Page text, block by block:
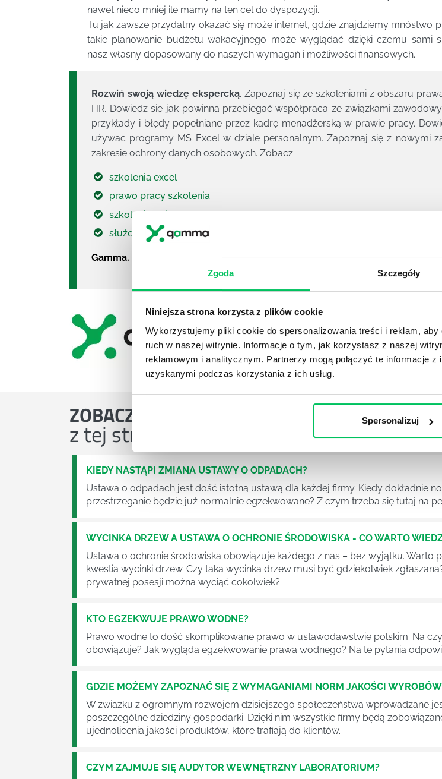
Zgoda Szczegóły
Niniejsza strona korzysta z plików cookie
Wykorzystujemy pliki cookie do spersonalizowania treści i reklam,
ruch w naszej witrynie. Informacje o tym, jak korzystasz z naszej
reklamowym i analitycznym. Partnerzy mogą połączyć te informacje
uzyskanymi podczas korzystania z ich usług.
Spersonalizuj
nawet nieco mniej ile mamy na ten cel do dyspozycji.
Tu jak zawsze przydatny okazać się może internet, gdzie znajdziemy mnóstwo
takie planowanie budżetu wakacyjnego może wyglądać dzięki czemu sami
nasz własny dopasowany do naszych wymagań i możliwości finansowych.
Rozwiń swoją wiedzę ekspercką. Zapoznaj się ze szkoleniami z obszaru
HR. Dowiedz się jak powinna przebiegać współpraca ze związkami
przykłady i błędy popełniane przez kadrę menadżerską w prawie pracy.
używac programy MS Excel w dziale personalnym. Zapoznaj się z nowymi
zakresie ochrony danych osobowych. Zobacz:
szkolenia excel
prawo pracy szkolenia
szkolenie abi
służebność przesyłu w praktyce
Gamma. Firma szkoleniowa roku.
ZOBACZ
z tej strefy wiedzy
KIEDY NASTĄPI ZMIANA USTAWY O ODPADACH?
Ustawa o odpadach jest dość istotną ustawą dla każdej firmy. Kiedy dokładnie
przestrzeganie będzie już normalnie egzekwowane? Z czym trzeba się tutaj na
WYCINKA DRZEW A USTAWA O OCHRONIE ŚRODOWISKA - CO WARTO
Ustawa o ochronie środowiska obowiązuje każdego z nas – bez wyjątku. Warto
kwestia wycinki drzew. Czy taka wycinka drzew musi być gdziekolwiek
prywatnej posesji można wyciąć cokolwiek?
KTO EGZEKWUJE PRAWO WODNE?
Prawo wodne to dość skomplikowane prawo w ustawodawstwie polskim. Na
obowiązuje? Jak wygląda egzekwowanie prawa wodnego? Na te pytania
GDZIE MOŻEMY ZAPOZNAĆ SIĘ Z WYMAGANIAMI NORM JAKOŚCI
W związku z ogromnym rozwojem dzisiejszego społeczeństwa wprowadzane
poszczególne dziedziny gospodarki. Dzięki nim wszystkie firmy będą
ujednolicenia jakości produktów, które trafiają do klientów.
CZYM ZAJMUJE SIĘ AUDYTOR WEWNĘTRZNY LABORATORIUM?